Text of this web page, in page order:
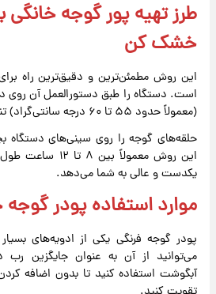
طرز تهیه پور گوجه خانگی
خشک کن
این روش مطمئن‌ترین و دقیق‌ترین راه
است. دستگاه را طبق دستورالعمل آن روی
(معمولاً حدود ۵۵ تا ۶۰ درجه سانتی‌گراد) تنظیم کنید.
حلقه‌های گوجه را روی سینی‌های دستگاه
این روش معمولاً
یکدست و عالی به شما می‌دهد.
موارد استفاده پودر گوجه
پودر گوجه فرنگی یکی از ادویه‌های
می‌توانید از آن به عنوان جایگزین
آبگوشت استفاده کنید تا بدون اضافه